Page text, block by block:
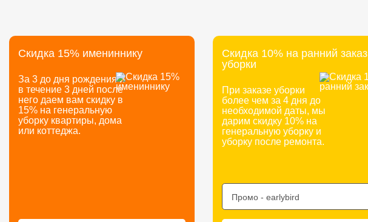
Скидка 15% имениннику
За 3 до дня рождения и
в течение 3 дней после
него даем вам скидку в
15% на генеральную
уборку квартиры, дома
или коттеджа.
Скидка 10% на ранний заказ
уборки
При заказе уборки
более чем за 4 дня до
необходимой даты, мы
дарим скидку 10% на
генеральную уборку и
уборку после ремонта.
Промо - earlybird